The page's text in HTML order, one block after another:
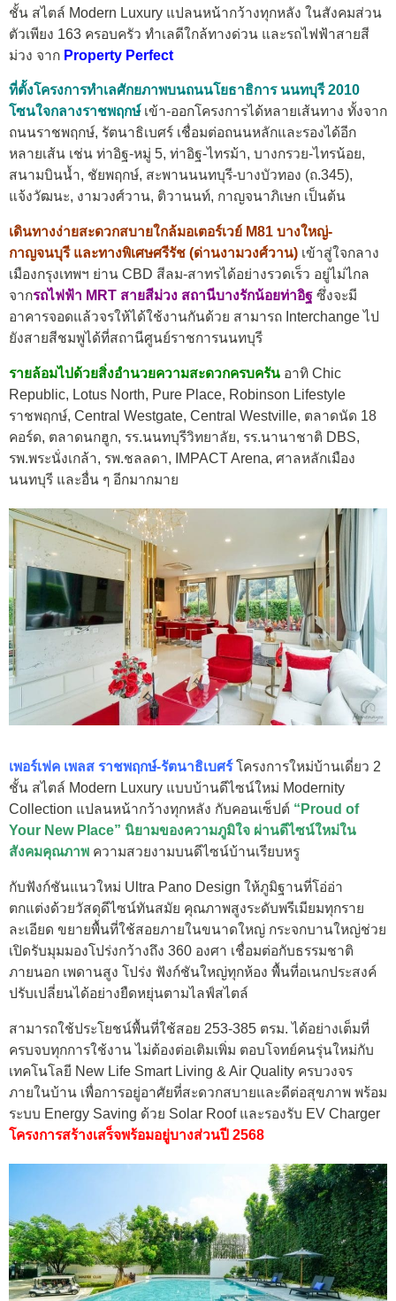
ชั้น สไตล์ Modern Luxury แปลนหน้ากว้างทุกหลัง ในสังคมส่วน
ตัวเพียง 163 ครอบครัว ทำเลดีใกล้ทางด่วน และรถไฟฟ้าสายสี
ม่วง จาก Property Perfect
ที่ตั้งโครงการทำเลศักยภาพบนถนนโยธาธิการ นนทบุรี 2010
โซนใจกลางราชพฤกษ์ เข้า-ออกโครงการได้หลายเส้นทาง ทั้งจาก
ถนนราชพฤกษ์, รัตนาธิเบศร์ เชื่อมต่อถนนหลักและรองได้อีก
หลายเส้น เช่น ท่าอิฐ-หมู่ 5, ท่าอิฐ-ไทรม้า, บางกรวย-ไทรน้อย,
สนามบินน้ำ, ชัยพฤกษ์, สะพานนนทบุรี-บางบัวทอง (ถ.345),
แจ้งวัฒนะ, งามวงศ์วาน, ติวานนท์, กาญจนาภิเษก เป็นต้น
เดินทางง่ายสะดวกสบายใกล้มอเตอร์เวย์ M81 บางใหญ่-
กาญจนบุรี และทางพิเศษศรีรัช (ด่านงามวงศ์วาน) เข้าสู่ใจกลาง
เมืองกรุงเทพฯ ย่าน CBD สีลม-สาทรได้อย่างรวดเร็ว อยู่ไม่ไกล
จากรถไฟฟ้า MRT สายสีม่วง สถานีบางรักน้อยท่าอิฐ ซึ่งจะมี
อาคารจอดแล้วจรให้ได้ใช้งานกันด้วย สามารถ Interchange ไป
ยังสายสีชมพูได้ที่สถานีศูนย์ราชการนนทบุรี
รายล้อมไปด้วยสิ่งอำนวยความสะดวกครบครัน อาทิ Chic
Republic, Lotus North, Pure Place, Robinson Lifestyle
ราชพฤกษ์, Central Westgate, Central Westville, ตลาดนัด 18
คอร์ด, ตลาดนกฮูก, รร.นนทบุรีวิทยาลัย, รร.นานาชาติ DBS,
รพ.พระนั่งเกล้า, รพ.ชลลดา, IMPACT Arena, ศาลหลักเมือง
นนทบุรี และอื่น ๆ อีกมากมาย
เพอร์เฟค เพลส ราชพฤกษ์-รัตนาธิเบศร์โครงการใหม่บ้านเดี่ยว 2
ชั้น สไตล์ Modern Luxury แบบบ้านดีไซน์ใหม่ Modernity
Collection แปลนหน้ากว้างทุกหลัง กับคอนเซ็ปต์ “Proud of
Your New Place” นิยามของความภูมิใจ ผ่านดีไซน์ใหม่ใน
สังคมคุณภาพ ความสวยงามบนดีไซน์บ้านเรียบหรู
กับฟังก์ชันแนวใหม่ Ultra Pano Design ให้ภูมิฐานที่โอ่อ่า
ตกแต่งด้วยวัสดุดีไซน์ทันสมัย คุณภาพสูงระดับพรีเมียมทุกราย
ละเอียด ขยายพื้นที่ใช้สอยภายในขนาดใหญ่ กระจกบานใหญ่ช่วย
เปิดรับมุมมองโปร่งกว้างถึง 360 องศา เชื่อมต่อกับธรรมชาติ
ภายนอก เพดานสูง โปร่ง ฟังก์ชันใหญ่ทุกห้อง พื้นที่อเนกประสงค์
ปรับเปลี่ยนได้อย่างยืดหยุ่นตามไลฟ์สไตล์
สามารถใช้ประโยชน์พื้นที่ใช้สอย 253-385 ตรม. ได้อย่างเต็มที่
ครบจบทุกการใช้งาน ไม่ต้องต่อเติมเพิ่ม ตอบโจทย์คนรุ่นใหม่กับ
เทคโนโลยี New Life Smart Living & Air Quality ครบวงจร
ภายในบ้าน เพื่อการอยู่อาศัยที่สะดวกสบายและดีต่อสุขภาพ พร้อม
ระบบ Energy Saving ด้วย Solar Roof และรองรับ EV Charger
โครงการสร้างเสร็จพร้อมอยู่บางส่วนปี 2568